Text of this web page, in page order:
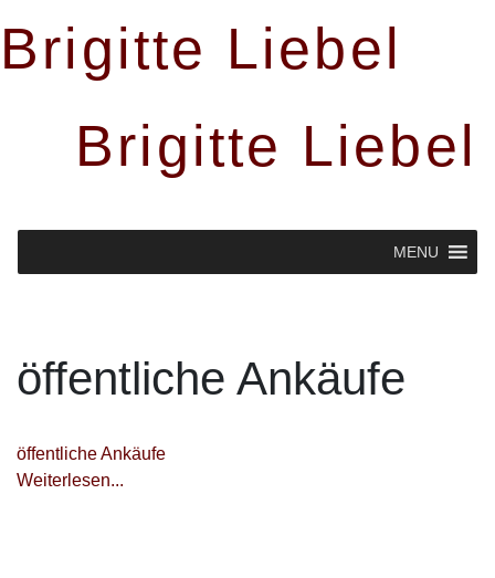
Brigitte Liebel
Brigitte Liebel
MENU
öffentliche Ankäufe
öffentliche Ankäufe
Weiterlesen...